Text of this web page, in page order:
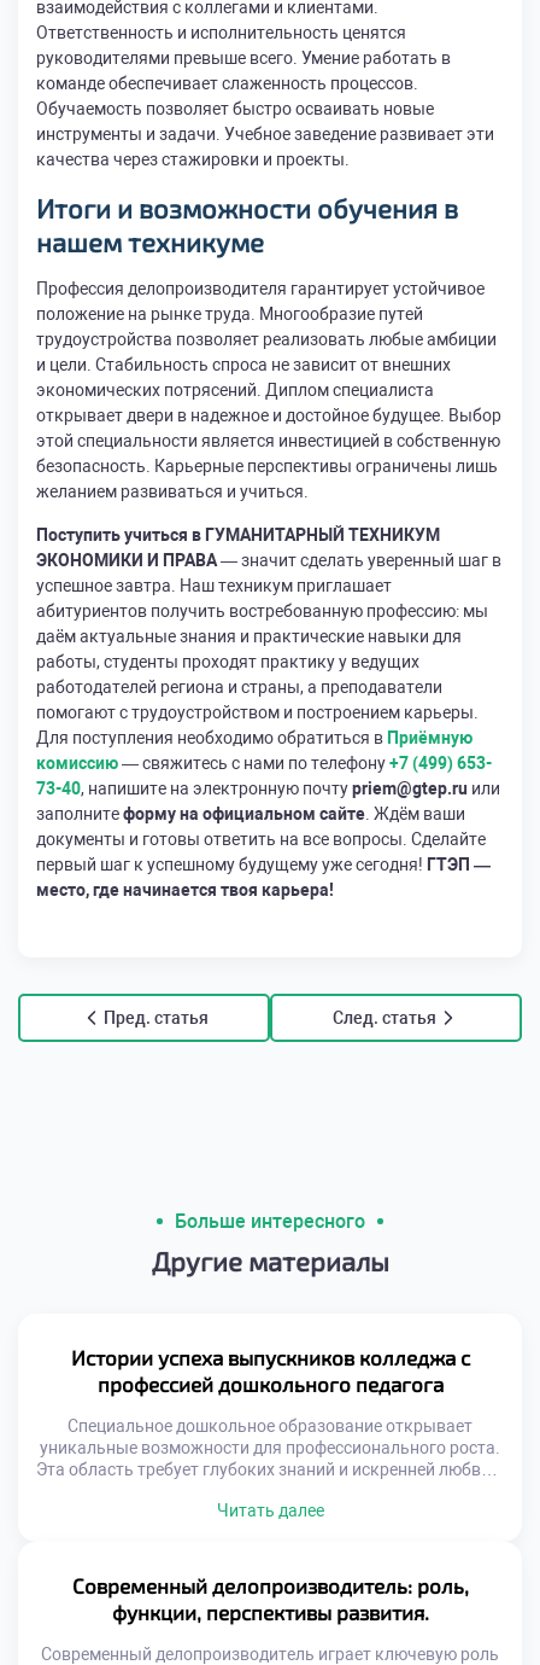
взаимодействия с коллегами и клиентами.
Ответственность и исполнительность ценятся
руководителями превыше всего. Умение работать в
команде обеспечивает слаженность процессов.
Обучаемость позволяет быстро осваивать новые
инструменты и задачи. Учебное заведение развивает эти
качества через стажировки и проекты.
Итоги и возможности обучения в
нашем техникуме
Профессия делопроизводителя гарантирует устойчивое
положение на рынке труда. Многообразие путей
трудоустройства позволяет реализовать любые амбиции
и цели. Стабильность спроса не зависит от внешних
экономических потрясений. Диплом специалиста
открывает двери в надежное и достойное будущее. Выбор
этой специальности является инвестицией в собственную
безопасность. Карьерные перспективы ограничены лишь
желанием развиваться и учиться.
Поступить учиться в ГУМАНИТАРНЫЙ ТЕХНИКУМ
ЭКОНОМИКИ И ПРАВА— значит сделать уверенный шаг в
успешное завтра. Наш техникум приглашает
абитуриентов получить востребованную профессию: мы
даём актуальные знания и практические навыки для
работы, студенты проходят практику у ведущих
работодателей региона и страны, а преподаватели
помогают с трудоустройством и построением карьеры.
Для поступления необходимо обратиться в Приёмную
комиссию— свяжитесь с нами по телефону+7 (499) 653-
73-40, напишите на электронную почтуpriem@gtep.ru или
заполнитеформу на официальном сайте . Ждём ваши
документы и готовы ответить на все вопросы. Сделайте
первый шаг к успешному будущему уже сегодня! ГТЭП —
место, где начинается твоя карьера!
Пред. статья След. статья
Больше интересного
Другие материалы
Истории успеха выпускников колледжа с
профессией дошкольного педагога
Специальное дошкольное образование открывает
уникальные возможности для профессионального роста.
Эта область требует глубоких знаний и искренней любви к
наставниками для маленьких личностей. Их труд
уважаемой в обществе. Сегодня спрос на
квалифицированных специалистов только возрастает.
Родители ищут лучших воспитателей для […]
Читать далее
Современный делопроизводитель: роль,
функции, перспективы развития.
Современный делопроизводитель играет ключевую роль